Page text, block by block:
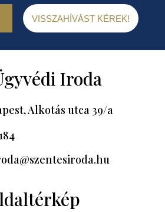
VISSZAHÍVÁST KÉREK!
Iroda
Alkotás utca 39/a